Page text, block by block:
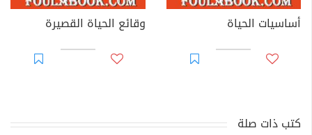
أساسيات الحياة وقائع الحياة القصيرة
كتب ذات صلة